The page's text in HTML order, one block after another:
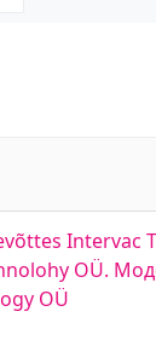
Intervac
OÜ.
OÜ